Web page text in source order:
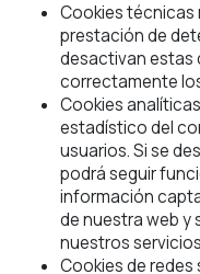
Cookies técnicas
prestación de
desactivan estas
correctamente
Cookies
estadístico del
usuarios. Si se
podrá seguir
información
de nuestra web y
nuestros
Cookies de